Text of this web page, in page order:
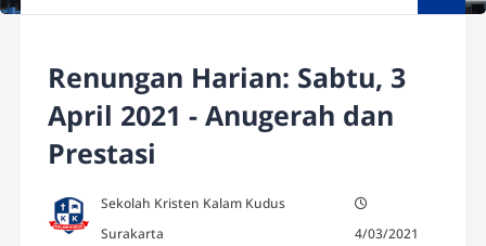
Renungan Harian: Sabtu, 3
April 2021 - Anugerah dan
Prestasi
Sekolah Kristen Kalam Kudus
Surakarta
4/03/2021